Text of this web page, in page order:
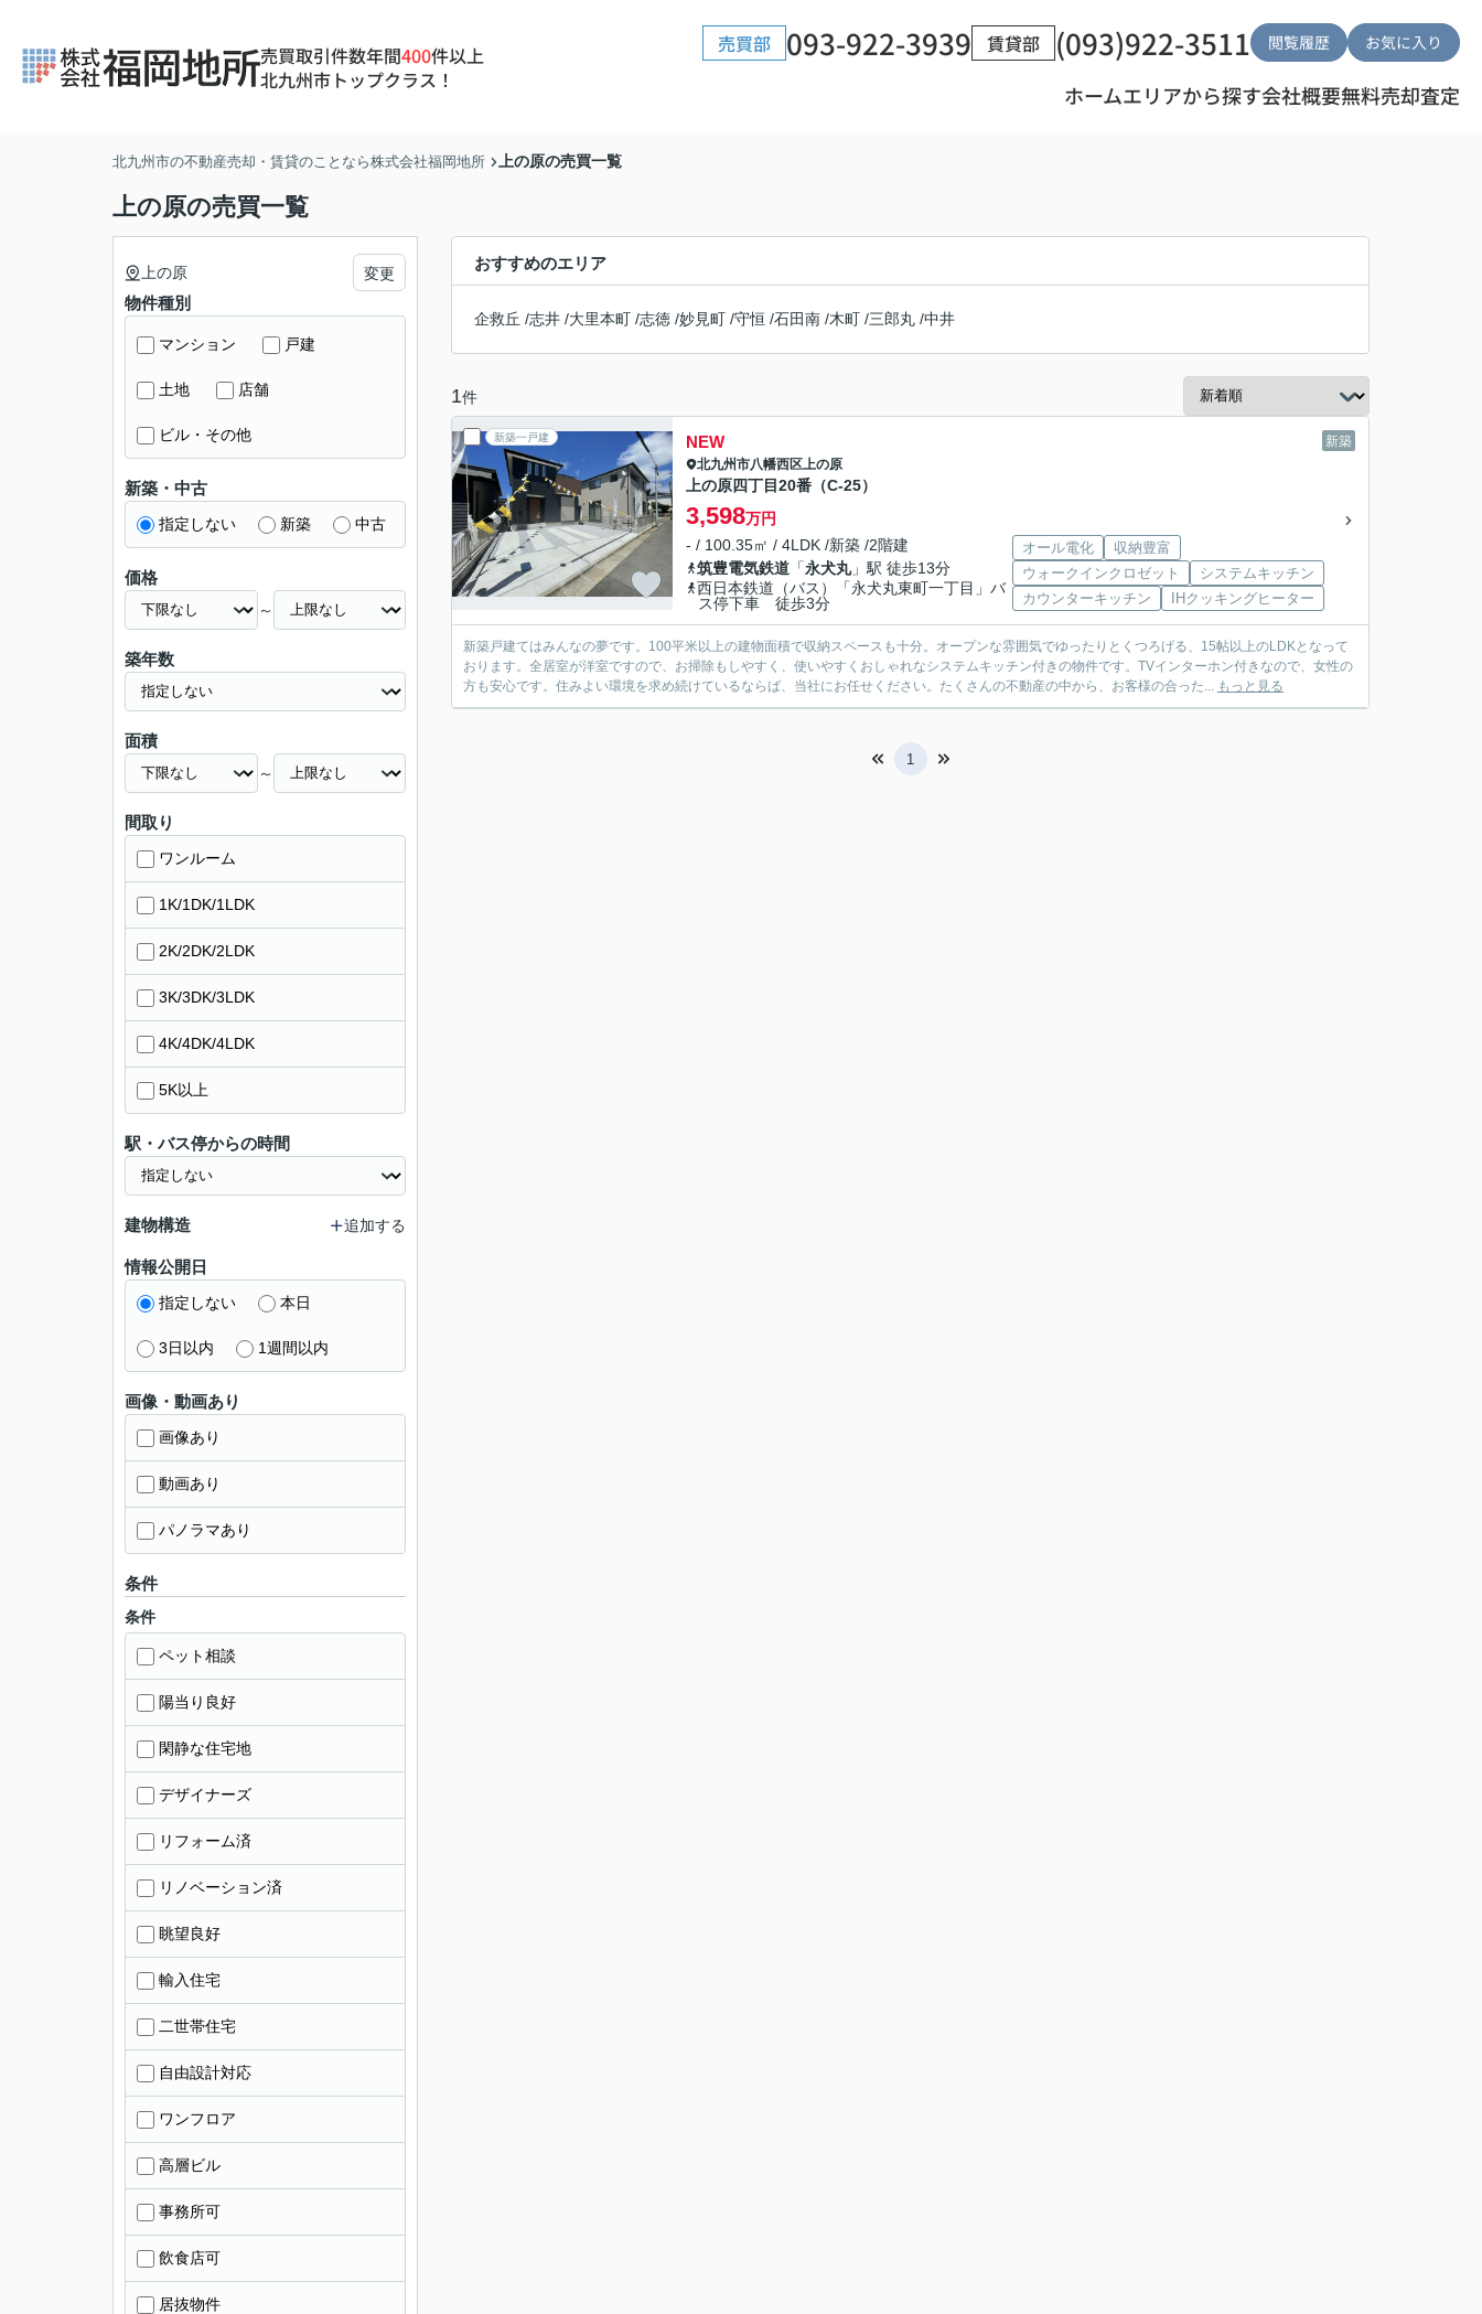
売買取引件数年間400件以上
北九州市トップクラス！
売買部 093-922-3939 賃貸部 (093)922-3511 閲覧履歴 お気に入り
ホームエリアから探す会社概要無料売却査定
北九州市の不動産売却・賃貸のことなら株式会社福岡地所 上の原の売買一覧
上の原の売買一覧
おすすめのエリア
企救丘 /志井 /大里本町 /志徳 /妙見町 /守恒 /石田南 /木町 /三郎丸 /中井
1件
新築一戸建 新築
NEW
北九州市八幡西区上の原
上の原四丁目20番（C-25）
3,598万円
- / 100.35㎡ / 4LDK /新築 /2階建
筑豊電気鉄道 「永犬丸」駅 徒歩13分
西日本鉄道（バス）「永犬丸東町一丁目」バ
ス停下車 徒歩3分
オール電化
収納豊富
ウォークインクロゼット
システムキッチン
カウンターキッチン
IHクッキングヒーター
新築戸建てはみんなの夢です。100平米以上の建物面積で収納スペースも十分。オープンな雰囲気でゆったりとくつろげる、15帖以上のLDKとなって
おります。全居室が洋室ですので、お掃除もしやすく、使いやすくおしゃれなシステムキッチン付きの物件です。TVインターホン付きなので、女性の
方も安心です。住みよい環境を求め続けているならば、当社にお任せください。たくさんの不動産の中から、お客様の合った... もっと見る
1
上の原 変更
物件種別
マンション 戸建
土地 店舗
ビル・その他
新築・中古
指定しない 新築 中古
価格
～
築年数
面積
～
間取り
ワンルーム
1K/1DK/1LDK
2K/2DK/2LDK
3K/3DK/3LDK
4K/4DK/4LDK
5K以上
駅・バス停からの時間
建物構造 追加する
情報公開日
指定しない 本日
3日以内 1週間以内
画像・動画あり
画像あり
動画あり
パノラマあり
条件
条件
ペット相談
陽当り良好
閑静な住宅地
デザイナーズ
リフォーム済
リノベーション済
眺望良好
輸入住宅
二世帯住宅
自由設計対応
ワンフロア
高層ビル
事務所可
飲食店可
居抜物件